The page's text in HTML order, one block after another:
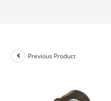
Previous Product